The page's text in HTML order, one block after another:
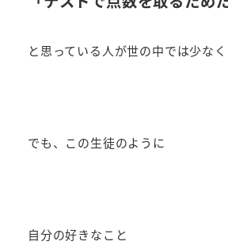
と思っている人が世の中では少な
でも、この生徒のように
自分の好きなこと